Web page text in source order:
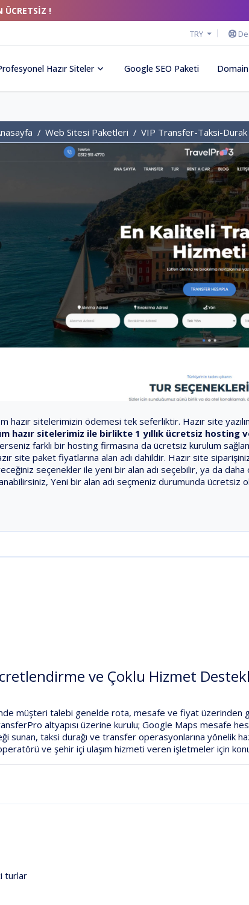
ÜCRETSİZ !
TRY
Hazır Siteler Google SEO Paketi Domain
Web Sitesi Paketleri VIP Transfer-Taksi-Durak
hazır sitelerimizin ödemesi tek seferliktir. Hazır site
hazır sitelerimiz ile birlikte 1 yıllık ücretsiz hosting
farklı bir hosting firmasına da ücretsiz kurulum
site paket fiyatlarına alan adı dahildir. Hazır site
seçenekler ile yeni bir alan adı seçebilir, ya da daha
Yeni bir alan adı seçmeniz durumunda ücretsiz
ve Çoklu Hizmet
müşteri talebi genelderota, mesafe ve fiyat üzerinden
altyapısı üzerine kurulu;Google Maps mesafe
sunan, taksi durağı ve transfer operasyonlarına yönelik
ve şehir içi ulaşım hizmeti veren işletmeler için
turlar